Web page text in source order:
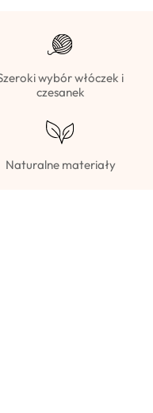
wybór włóczek i
czesanek
Naturalne materiały